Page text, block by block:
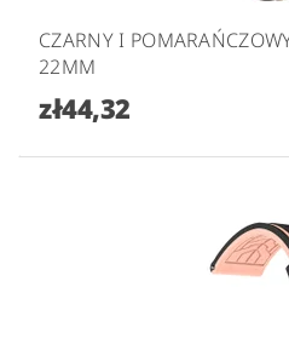
CZARNY I
22MM
zł44,32